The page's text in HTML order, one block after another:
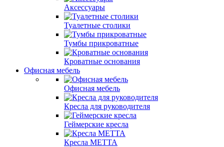
Аксессуары
Туалетные столики
Тумбы прикроватные
Кроватные основания
Офисная мебель
Офисная мебель
Кресла для руководителя
Геймерские кресла
Кресла МЕТТА